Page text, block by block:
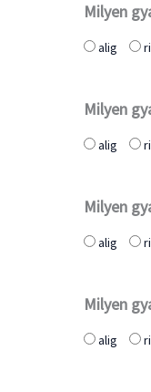
Milyen
alig
Milyen
alig
Milyen
alig
Milyen
alig